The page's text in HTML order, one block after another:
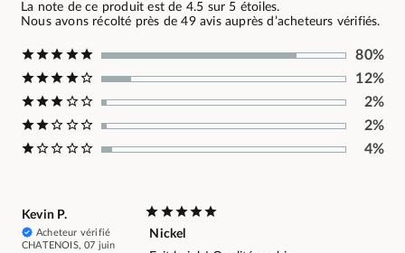
La note de ce produit est de 4.5 sur 5 étoiles.
Nous avons récolté près de 49 avis auprès d’acheteurs vérifiés.
80%
12%
2%
2%
4%
Kevin P.
Acheteur vérifié
CHATENOIS, 07 juin
Nickel